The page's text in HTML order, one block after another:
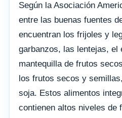
Según la Asociación
entre las buenas fuentes
encuentran los frijoles y
garbanzos, las lentejas, el
mantequilla de frutos
los frutos secos y
soja. Estos alimentos
contienen altos niveles de